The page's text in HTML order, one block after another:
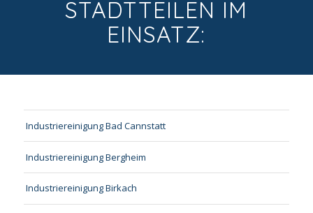
STADTTEILEN IM
EINSATZ:
Industriereinigung Bad Cannstatt
Industriereinigung Bergheim
Industriereinigung Birkach